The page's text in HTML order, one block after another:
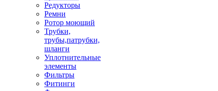
Редукторы
Ремни
Ротор моющий
Трубки,
трубы,патрубки,
шланги
Уплотнительные
элементы
Фильтры
Фитинги